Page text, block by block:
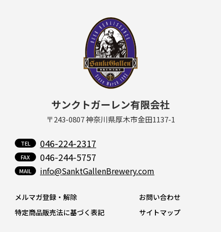
サンクトガーレン有限会社
〒243-0807 神奈川県厚木市金田1137-1
046-224-2317
046-244-5757
info@SanktGallenBrewery.com
メルマガ登録・解除
お問い合わせ
特定商品販売法に基づく表記
サイトマップ